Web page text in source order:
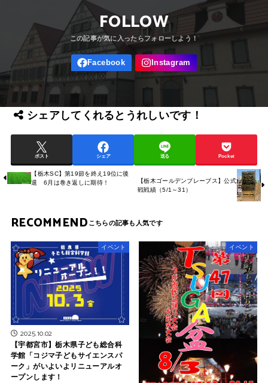
FOLLOW
シェアしてくれるとうれしいです！
ポスト シェア 送る Pocket
【栃木SC】第19節を終え19位に後
退 6月は巻き返しに期待！
【栃木ゴールデンブレーブス】公式
戦戦績（5/1～31）
RECOMMEND
イベント
2025.10.02
【宇都宮市】栃木県子ども総合科
学館「コジマ子どもサイエンスパ
ーク」がいよいよリニューアルオ
ープンします！
イベント